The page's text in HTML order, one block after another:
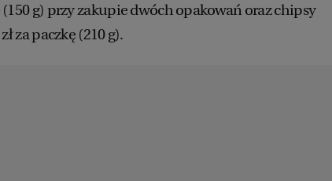
(150 g) przy zakupie dwóch opakowań oraz chipsy
za paczkę (210 g).